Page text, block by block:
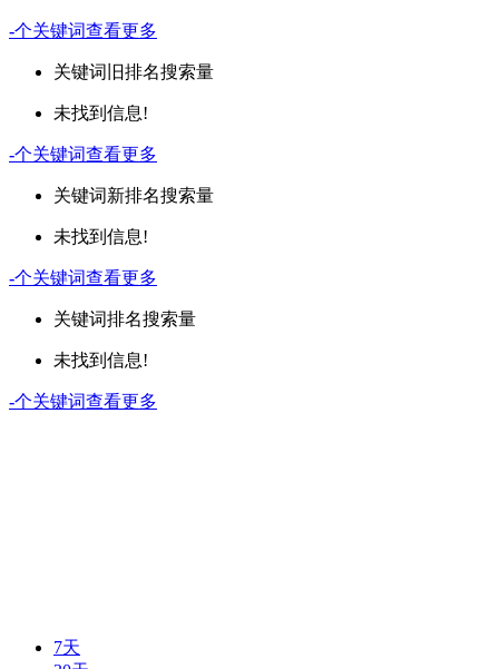
-个关键词查看更多
关键词 旧排名搜索量
未找到信息!
-个关键词查看更多
关键词新排名搜索量
未找到信息!
-个关键词查看更多
关键词排名搜索量
未找到信息!
-个关键词查看更多
7天